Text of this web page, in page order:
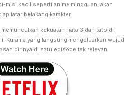
misi kecil seperti anime mingguan, akan
latar belakang karakter.
kekuatan mata 3 dan tato di
Kurama yang langsung mengeluarkan wujud
dirinya di satu episode tak relevan.